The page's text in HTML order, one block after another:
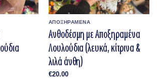
ΑΠΟΞΗΡΑΜΕΝΑ
Ανθοδέσμη με Αποξηραμένα
Λουλούδια (λευκά, κίτρινα &
λιλά άνθη)
€20.00